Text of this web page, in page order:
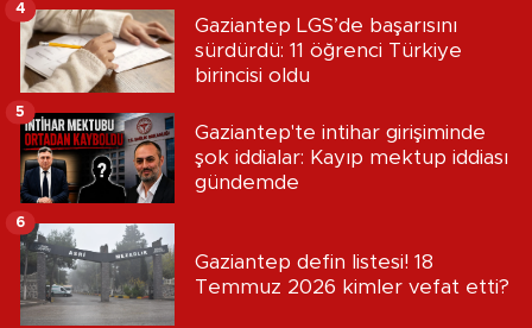
Gaziantep LGS’de başarısını
sürdürdü: 11 öğrenci Türkiye
birincisi oldu
4
Gaziantep'te intihar girişiminde
şok iddialar: Kayıp mektup iddiası
gündemde
5
Gaziantep defin listesi! 18
Temmuz 2026 kimler vefat etti?
6